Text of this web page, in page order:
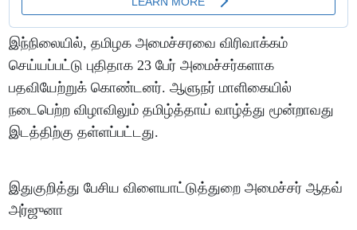
இந்நிலையில், தமிழக அமைச்சரவை விரிவாக்கம்
செய்யப்பட்டு புதிதாக 23 பேர் அமைச்சர்களாக
பதவியேற்றுக் கொண்டனர். ஆளுநர் மாளிகையில்
நடைபெற்ற விழாவிலும் தமிழ்த்தாய் வாழ்த்து மூன்றாவது
இடத்திற்கு தள்ளப்பட்டது.
இதுகுறித்து பேசிய விளையாட்டுத்துறை அமைச்சர் ஆதவ்
அர்ஜுனா